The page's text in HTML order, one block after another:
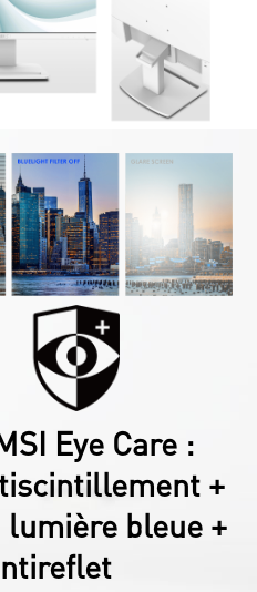
Eye Care :
+
bleue +